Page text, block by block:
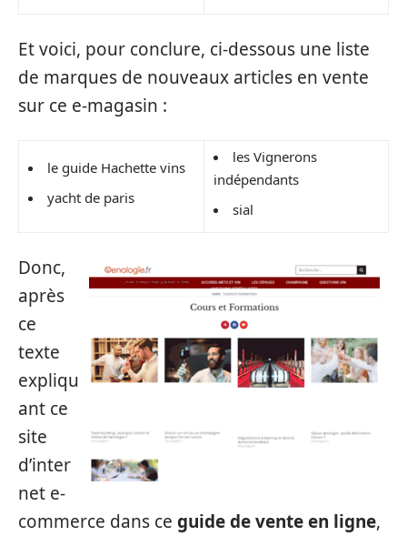
Et voici, pour conclure, ci-dessous une liste
de marques de nouveaux articles en vente
sur ce e-magasin :
le guide Hachette vins
yacht de paris
les Vignerons
indépendants
sial
Donc,
après
ce
texte
expliqu
ant ce
site
d’inter
net e-
commerce dans ce guide de vente en ligne,